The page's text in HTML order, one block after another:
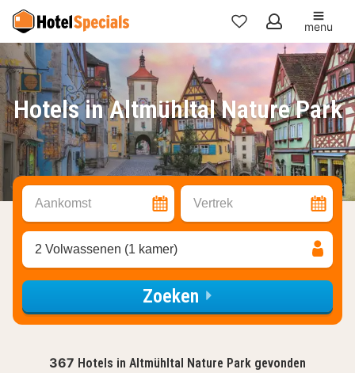
Mijn
favorieten
menu
Hotels in Altmühltal Nature Park
Aankomst Vertrek
2 Volwassenen (1 kamer)
Zoeken
367 Hotels in Altmühltal Nature Park gevonden